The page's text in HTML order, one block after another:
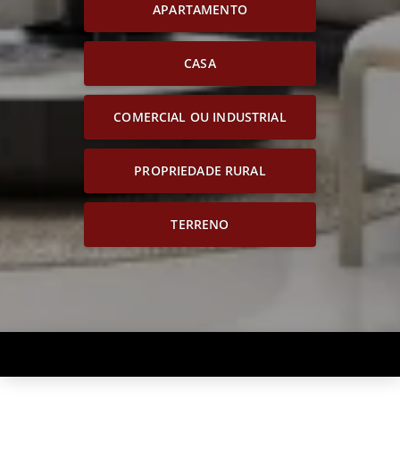
APARTAMENTO
CASA
COMERCIAL OU INDUSTRIAL
PROPRIEDADE RURAL
TERRENO